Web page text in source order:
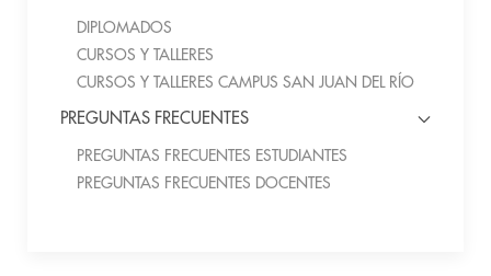
DIPLOMADOS
CURSOS Y TALLERES
CURSOS Y TALLERES CAMPUS SAN JUAN DEL RÍO
PREGUNTAS FRECUENTES
PREGUNTAS FRECUENTES ESTUDIANTES
PREGUNTAS FRECUENTES DOCENTES